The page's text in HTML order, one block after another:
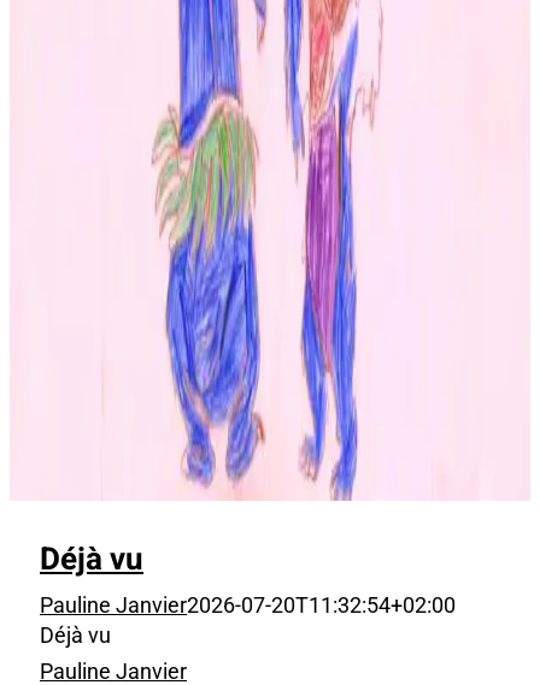
Déjà vu
Pauline Janvier2026-07-20T11:32:54+02:00
Déjà vu
Pauline Janvier